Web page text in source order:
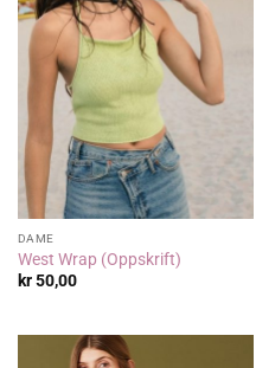
DAME
West Wrap (Oppskrift)
kr50,00